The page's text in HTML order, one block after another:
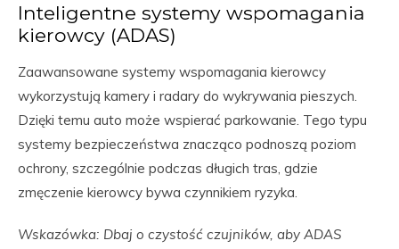
Inteligentne systemy wspomagania
kierowcy (ADAS)
Zaawansowane systemy wspomagania kierowcy
wykorzystują kamery i radary do wykrywania pieszych.
Dzięki temu auto może wspierać parkowanie. Tego typu
systemy bezpieczeństwa znacząco podnoszą poziom
ochrony, szczególnie podczas długich tras, gdzie
zmęczenie kierowcy bywa czynnikiem ryzyka.
Wskazówka: Dbaj o czystość czujników, aby ADAS